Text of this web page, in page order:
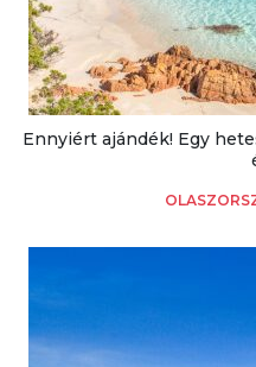
Ennyiért ajándék! Egy